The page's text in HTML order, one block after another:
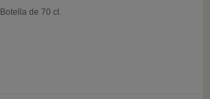
Botella de 70 cl.